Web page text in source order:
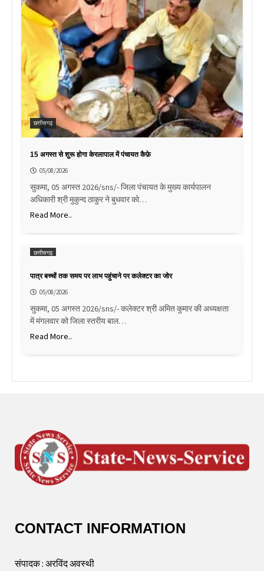
छत्तीसगढ़
15 अगस्त से शुरू होगा केरलापाल में पंचायत कैफ़े
05/08/2026
सुकमा, 05 अगस्त 2026/sns/- जिला पंचायत के मुख्य कार्यपालन
अधिकारी श्री मुकुन्द ठाकुर ने बुधवार को…
Read More..
छत्तीसगढ़
पात्र बच्चों तक समय पर लाभ पहुंचाने पर कलेक्टर का जोर
05/08/2026
सुकमा, 05 अगस्त 2026/sns/- कलेक्टर श्री अमित कुमार की अध्यक्षता
में मंगलवार को जिला स्तरीय बाल…
Read More..
CONTACT INFORMATION
संपादक : अरविंद अवस्थी